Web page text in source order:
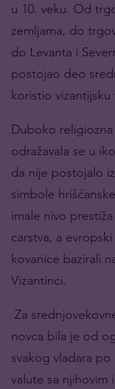
u 10. veku. Od
zemljama, do
do Levanta i
postojao deo
koristio
Duboko
odražavala se u
da nije postojalo
simbole
imale nivo
carstva, a
kovanice bazirali
Vizantinci.
Za
novca bila je od
svakog vladara
valute sa njihovim